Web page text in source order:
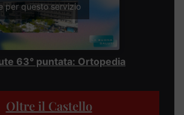
per questo servizio
63° puntata: Ortopedia
Oltre il Castello